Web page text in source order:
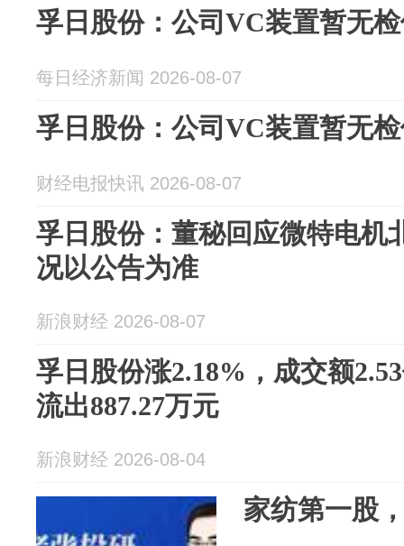
孚日股份：公司VC装置暂无
每日经济新闻 2026-08-07
孚日股份：公司VC装置暂无
财经电报快讯 2026-08-07
孚日股份：董秘回应微特电机
况以公告为准
新浪财经 2026-08-07
孚日股份涨2.18%，成交额
流出887.27万元
新浪财经 2026-08-04
家纺第一股